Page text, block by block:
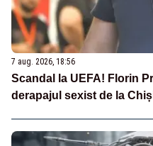
7 aug. 2026, 18:56
Scandal la UEFA! Florin
derapajul sexist de la